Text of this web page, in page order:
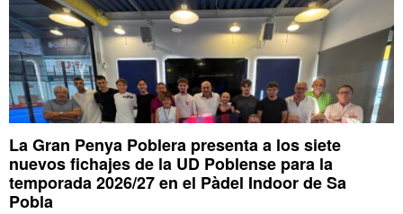
La Gran Penya Poblera presenta a los siete
nuevos fichajes de la UD Poblense para la
temporada 2026/27 en el Pàdel Indoor de Sa
Pobla